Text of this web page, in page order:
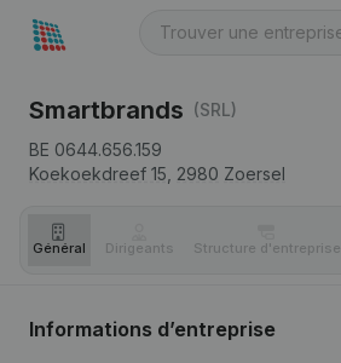
Smartbrands (SRL)
BE 0644.656.159
Koekoekdreef 15, 2980 Zoersel
Général Dirigeants Structure d'entreprise
Informations d’entreprise